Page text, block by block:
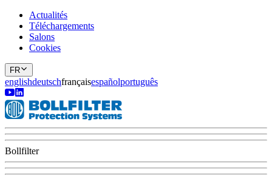
Actualités
Téléchargements
Salons
Cookies
FR
englishdeutschfrançaisespañolportuguês
Bollfilter